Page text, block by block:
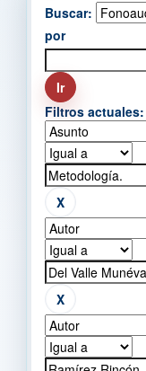
Buscar:
por
Filtros actuales: